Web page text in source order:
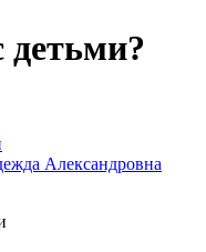
детьми?
Александровна